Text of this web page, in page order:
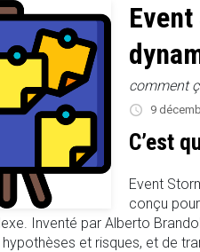
comment
9
C’est
Event
conçu
Inventé par Alberto
et risques, et de